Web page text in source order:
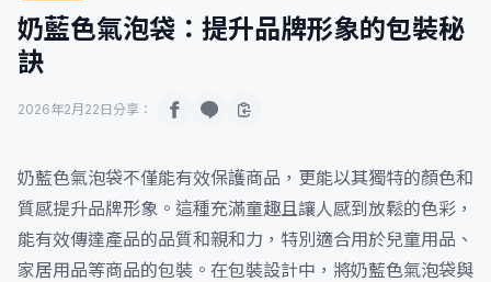
奶藍色氣泡袋：提升品牌形象的包裝秘
訣
2026年2月22日 分享：
奶藍色氣泡袋不僅能有效保護商品，更能以其獨特的顏色和
質感提升品牌形象。這種充滿童趣且讓人感到放鬆的色彩，
能有效傳達產品的品質和親和力，特別適合用於兒童用品、
家居用品等商品的包裝。在包裝設計中，將奶藍色氣泡袋與